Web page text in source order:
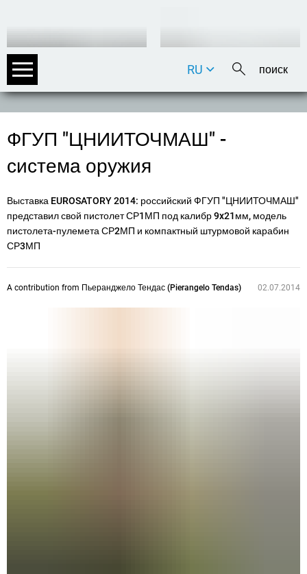
DE
IT
RU
ФГУП "ЦНИИТОЧМАШ" -
система оружия
Выставка EUROSATORY 2014: российский ФГУП "ЦНИИТОЧМАШ"
представил свой пистолет СР1МП под калибр 9x21мм, модель
пистолета-пулемета СР2МП и компактный штурмовой карабин
СР3МП
A contribution from Пьеранджело Тендас (Pierangelo Tendas) 02.07.2014